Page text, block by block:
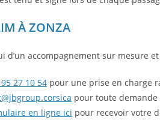
À ZONZA
d’un accompagnement sur mesure
27 10 54 pour une prise en charge
pour toute
en ligne ici pour recevoir votre